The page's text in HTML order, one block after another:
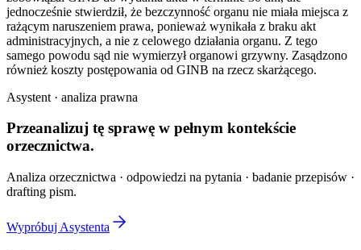
jednocześnie stwierdził, że bezczynność organu nie miała miejsca z
rażącym naruszeniem prawa, ponieważ wynikała z braku akt
administracyjnych, a nie z celowego działania organu. Z tego
samego powodu sąd nie wymierzył organowi grzywny. Zasądzono
również koszty postępowania od GINB na rzecz skarżącego.
Asystent · analiza prawna
Przeanalizuj tę sprawę w pełnym kontekście
orzecznictwa.
Analiza orzecznictwa · odpowiedzi na pytania · badanie przepisów ·
drafting pism.
Wypróbuj Asystenta